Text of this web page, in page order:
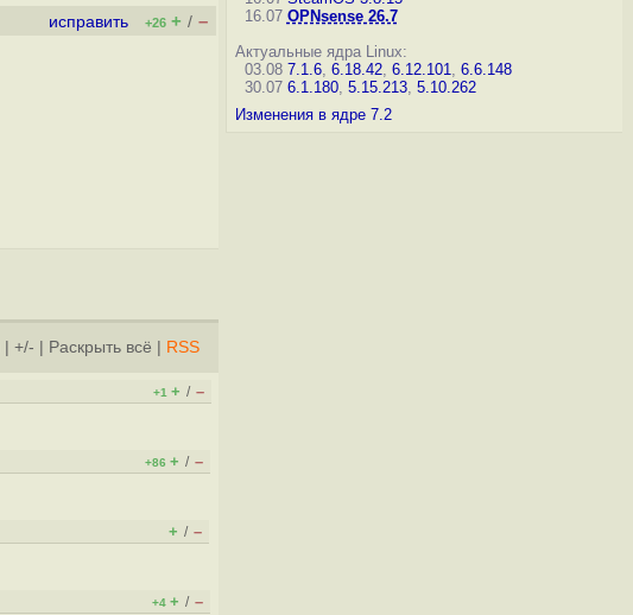
исправить +26 + / –
+/- Раскрыть всё RSS
+1 + / –
+86 + / –
+ / –
+4 + / –
16.07 OPNsense 26.7
Актуальные ядра Linux:
03.08 7.1.6, 6.18.42, 6.12.101, 6.6.148
30.07 6.1.180, 5.15.213, 5.10.262
Изменения в ядре 7.2